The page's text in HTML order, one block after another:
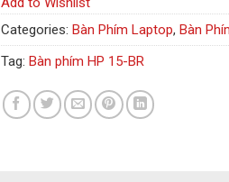
Categories: Bàn Phím Laptop, Bàn
Tag: Bàn phím HP 15-BR